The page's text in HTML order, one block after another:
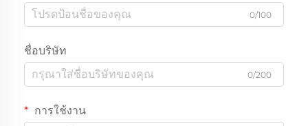
0/100
ชื่อบริษัท
0/200
การใช้งาน